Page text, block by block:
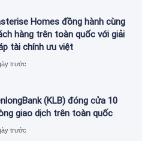
Homes đồng hành cùng
hàng trên toàn quốc với giải
tài chính ưu việt
trước
(KLB) đóng cửa 10
giao dịch trên toàn quốc
trước